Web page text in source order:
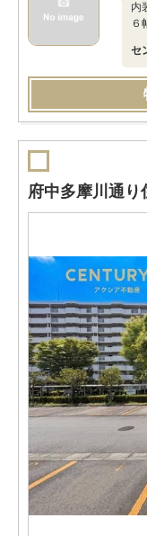
内
６
セ
府中多摩川通り